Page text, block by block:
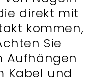
direkt mit
kommen,
Sie
Aufhängen
Kabel und